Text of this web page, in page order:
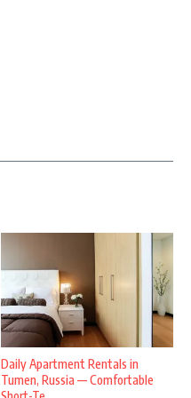
Daily Apartment Rentals in
Tumen, Russia — Comfortable